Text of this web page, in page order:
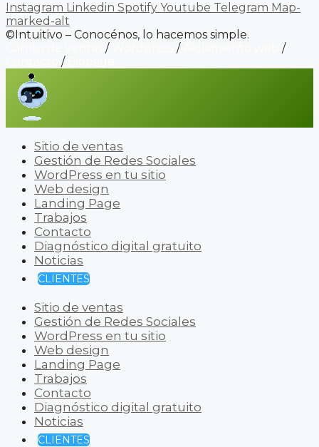
Instagram Linkedin Spotify Youtube Telegram Map-
marked-alt
©Intuitivo – Conocénos, lo hacemos simple.
/ /
/
/
Sitio de ventas
Gestión de Redes Sociales
WordPress en tu sitio
Web design
Landing Page
Trabajos
Contacto
Diagnóstico digital gratuito
Noticias
CLIENTES
Sitio de ventas
Gestión de Redes Sociales
WordPress en tu sitio
Web design
Landing Page
Trabajos
Contacto
Diagnóstico digital gratuito
Noticias
CLIENTES